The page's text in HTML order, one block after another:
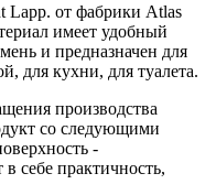
Lapp. от фабрики Atlas
имеет удобный
и предназначен для
для кухни, для туалета.
производства
со следующими
-
себе практичность,